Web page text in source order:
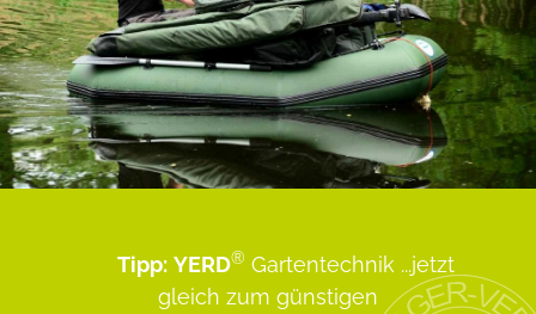
Tipp: YERD® Gartentechnik ...jetzt
gleich zum günstigen